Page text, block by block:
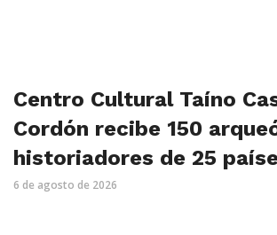
Centro Cultural Taíno
Cordón recibe 150
historiadores de 25
6 de agosto de 2026